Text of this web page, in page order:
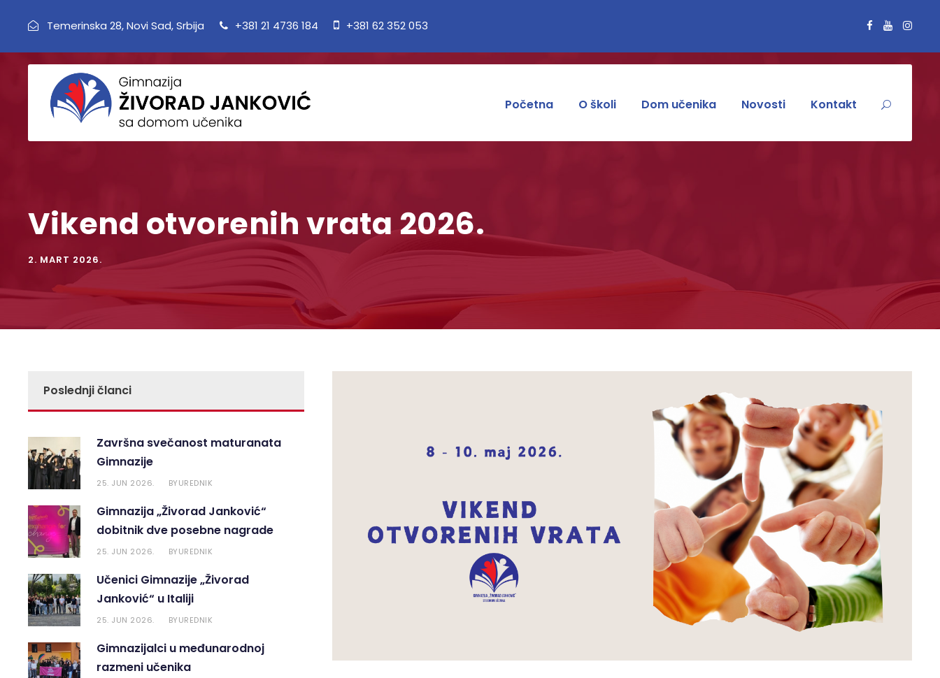
Temerinska 28, Novi Sad, Srbija +381 21 4736 184 +381 62 352 053
Početna O školi Dom učenika Novosti Kontakt
Vikend otvorenih vrata 2026.
2. MART 2026.
Poslednji članci
Završna svečanost maturanata
Gimnazije
25. JUN 2026. BYUREDNIK
Gimnazija „Živorad Janković“
dobitnik dve posebne nagrade
25. JUN 2026. BYUREDNIK
Učenici Gimnazije „Živorad
Janković“ u Italiji
25. JUN 2026. BYUREDNIK
Gimnazijalci u međunarodnoj
razmeni učenika